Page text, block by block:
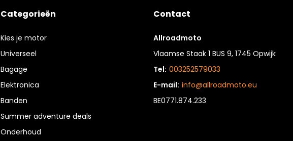
Categorieën
Kies je motor
Universeel
Bagage
Elektronica
Banden
Summer adventure deals
Onderhoud
Contact
Allroadmoto
Vlaamse Staak 1 BUS 9, 1745 Opwijk
Tel: 003252579033
E-mail: info@allroadmoto.eu
BE0771.874.233